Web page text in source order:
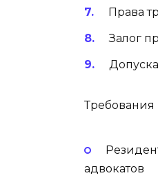
Права
Залог
Требования
адвокатов